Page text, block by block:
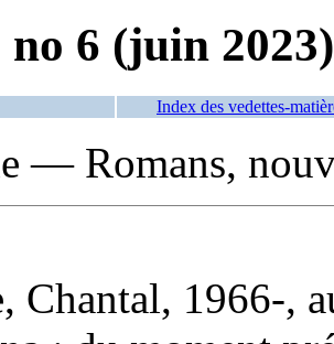
no 6 (juin 2023)
Index des vedettes-
— Romans,
Chantal, 1966-,